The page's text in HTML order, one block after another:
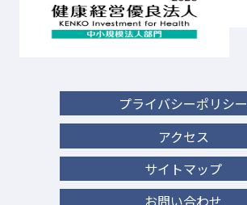
プライバシーポリシー
アクセス
サイトマップ